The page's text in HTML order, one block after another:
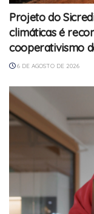
Projeto do
climáticas é
cooperativismo
6 DE AGOSTO DE 2026